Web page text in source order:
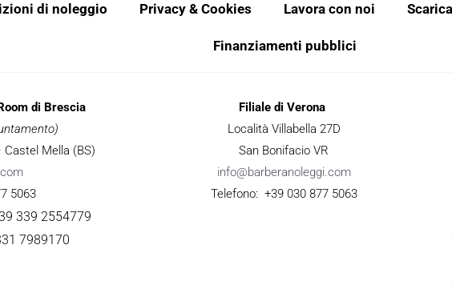
di noleggio Privacy & Cookies Lavora con noi
Finanziamenti pubblici
di Brescia
Castel Mella (BS)
5063
339 2554779
7989170
Filiale di Verona
Località Villabella 27D
San Bonifacio VR
info@barberanoleggi.com
Telefono: +39 030 877 5063